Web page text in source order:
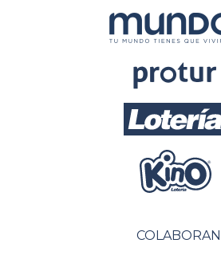
COLABORAN